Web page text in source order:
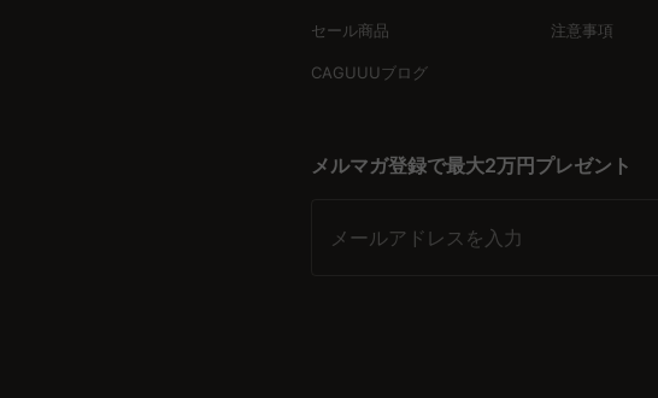
セール商品
CAGUUUブログ
注意事項
メルマガ登録で最大2万円プレゼント
メールアドレスを入力